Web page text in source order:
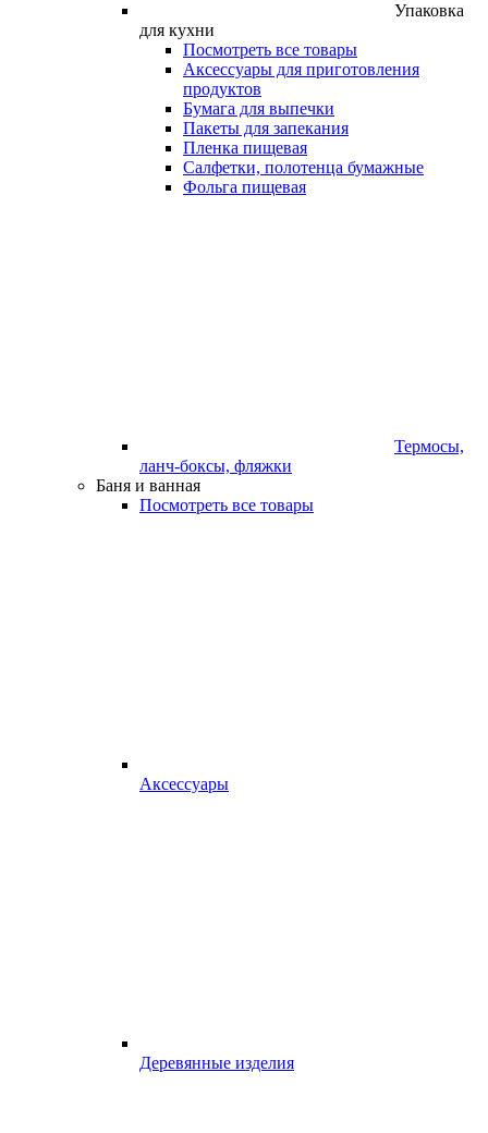
Упаковка
для кухни
Посмотреть все товары
Аксессуары для приготовления
продуктов
Бумага для выпечки
Пакеты для запекания
Пленка пищевая
Салфетки, полотенца бумажные
Фольга пищевая
Термосы,
ланч-боксы, фляжки
Баня и ванная
Посмотреть все товары
Аксессуары
Деревянные изделия